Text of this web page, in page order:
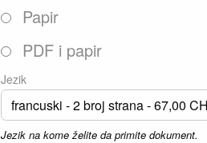
Papir
PDF i papir
Jezik
Jezik na kome želite da primite dokument.